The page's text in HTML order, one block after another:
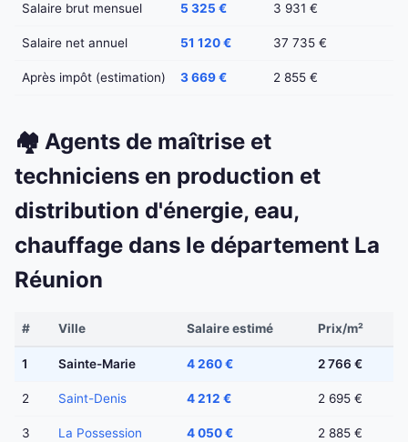
Salaire brut mensuel 5 325 € 3 931 €
Salaire net annuel 51 120 € 37 735 €
Après impôt (estimation) 3 669 € 2 855 €
🏘️ Agents de maîtrise et
techniciens en production et
distribution d'énergie, eau,
chauffage dans le département La
Réunion
# Ville Salaire estimé Prix/m²
1 Sainte-Marie 4 260 € 2 766 €
2 Saint-Denis 4 212 € 2 695 €
3 La Possession 4 050 € 2 885 €